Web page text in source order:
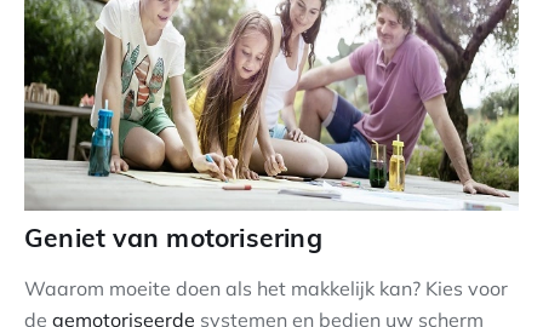
Geniet van motorisering
Waarom moeite doen als het makkelijk kan? Kies voor
de gemotoriseerde systemen en bedien uw scherm